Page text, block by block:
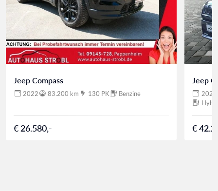
Jeep Compass
2022 83.200 km 130 PK Benzine
€ 26.580,-
Jeep
2022
€